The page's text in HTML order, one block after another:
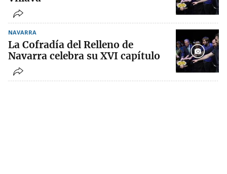
NAVARRA
La Cofradía del Relleno de
Navarra celebra su XVI capítulo